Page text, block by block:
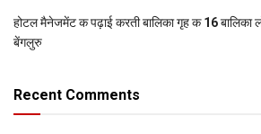
होटल मैनेजमेंट क पढ़ाई करती बालिका गृह क 16 बालिका
बेंगलुरु
Recent Comments